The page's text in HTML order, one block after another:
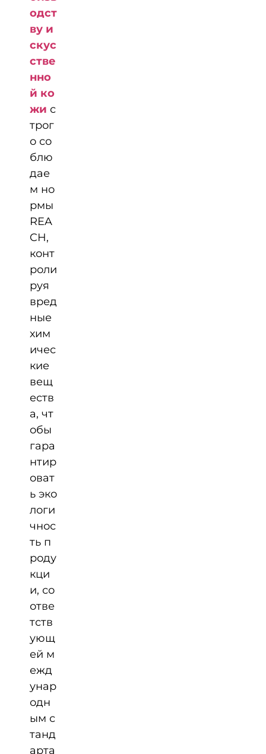
одст
ву и
скус
стве
нно
й ко
жи с
трог
о со
блю
дае
м но
рмы
REA
CH,
конт
роли
руя
вред
ные
хим
ичес
кие
вещ
еств
а, чт
обы
гара
нтир
оват
ь эко
логи
чнос
ть п
роду
кци
и, со
отве
тств
ующ
ей м
ежд
унар
одн
ым с
танд
арта